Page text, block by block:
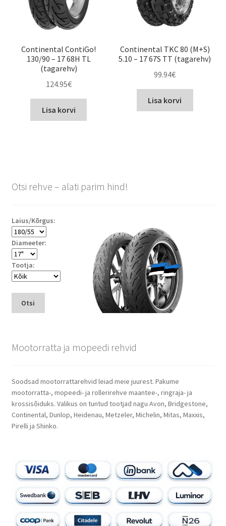
Continental ContiGo!
130/90 – 17 68H TL
(tagarehv)
124.95€
Lisa korvi
Continental TKC 80 (M+S)
5.10 – 17 67S TT (tagarehv)
99.94€
Lisa korvi
Otsi rehve – alati parim hind!
Laius/Kõrgus:
Diameeter:
Tootja:
Otsi
Mootorratta ja mopeedi rehvid
Soodsad mootorrattarehvid leiad meie juurest. Pakume
mootorratta-, mopeedi- ja rollerirehve maantee-, ringraja- ja
krossisõiduks. Valikus on tuntud tootjad nagu Avon, Bridgestone,
Continental, Dunlop, Heidenau, Metzeler, Michelin, Mitas, Maxxis,
Pirelli ja Shinko.